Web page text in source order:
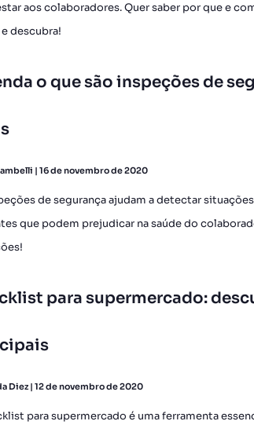
aos colaboradores. Quer saber por que e
descubra!
o que são inspeções de
16 de novembro de 2020
de segurança ajudam a detectar
que podem prejudicar na saúde do
para supermercado:
Diez 12 de novembro de 2020
para supermercado é uma ferramenta